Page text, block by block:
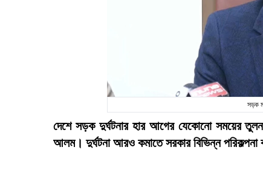
সড়ক
দেশে সড়ক দুর্ঘটনার হার আগের যেকোনো সময়ের
আলম। দুর্ঘটনা আরও কমাতে সরকার বিভিন্ন পরিকল্পনা